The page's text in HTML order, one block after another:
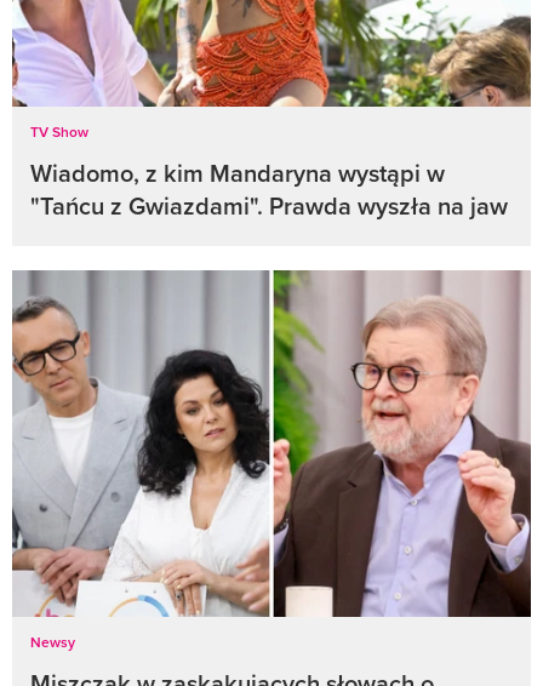
TV Show
Wiadomo, z kim Mandaryna wystąpi w
"Tańcu z Gwiazdami". Prawda wyszła na jaw
Newsy